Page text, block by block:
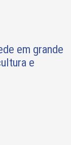
em grande
e